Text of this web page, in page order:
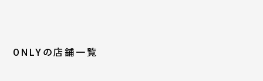
ONLYの店舗一覧